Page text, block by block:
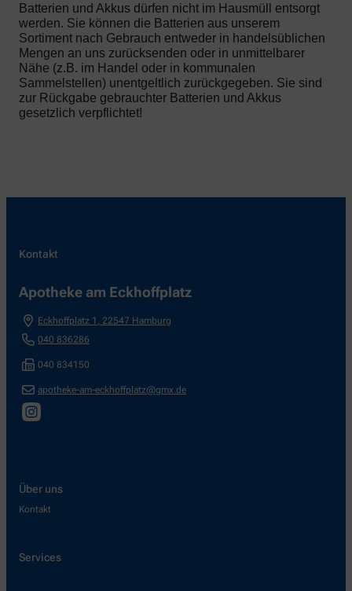
Batterien und Akkus dürfen nicht im Hausmüll entsorgt
werden. Sie können die Batterien aus unserem
Sortiment nach Gebrauch entweder in handelsüblichen
Mengen an uns zurücksenden oder in unmittelbarer
Nähe (z.B. im Handel oder in kommunalen
Sammelstellen) unentgeltlich zurückgegeben. Sie sind
zur Rückgabe gebrauchter Batterien und Akkus
gesetzlich verpflichtet!
Kontakt
Apotheke am Eckhoffplatz
Eckhoffplatz 1 , 22547 Hamburg
040 836286
040 834150
apotheke-am-eckhoffplatz@gmx.de
Über uns
Kontakt
Services